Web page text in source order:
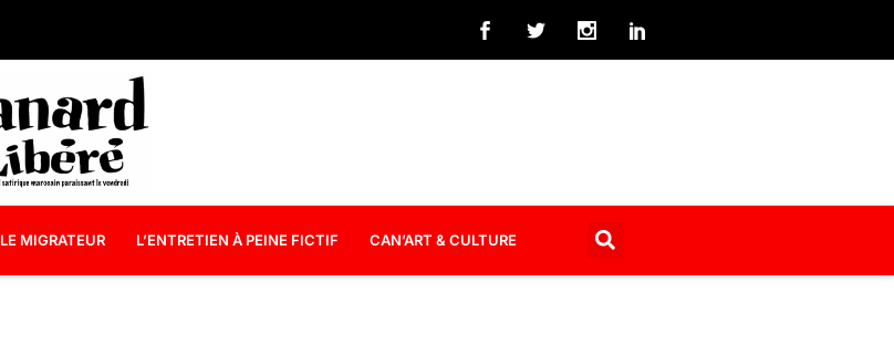
LE MIGRATEUR L’ENTRETIEN À PEINE FICTIF CAN’ART & CULTURE